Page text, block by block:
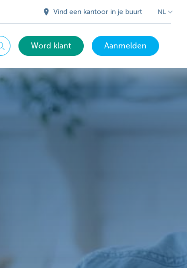
Vind een kantoor in je buurt NL
Word klant Aanmelden